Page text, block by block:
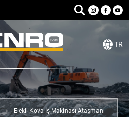
TR
Elekli Kova İş Makinası Ataşmanı